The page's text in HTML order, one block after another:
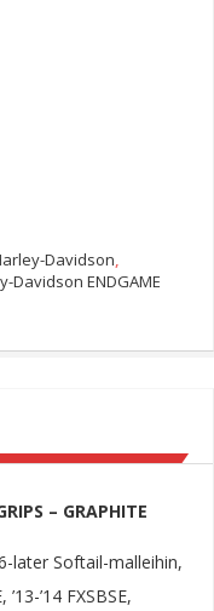
Davidson
Davidson ENDGAME
– GRAPHITE
later Softail-malleihin,
’13-’14 FXSBSE,